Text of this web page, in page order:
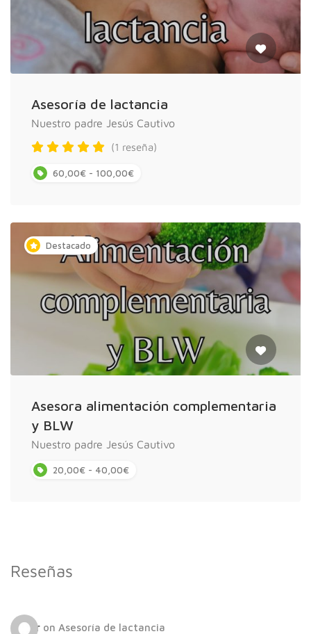
Asesoría de lactancia
Nuestro padre Jesús Cautivo
(1 reseña)
60,00€ - 100,00€
Destacado
Asesora alimentación complementaria
y BLW
Nuestro padre Jesús Cautivo
20,00€ - 40,00€
Reseñas
Henar on Asesoría de lactancia